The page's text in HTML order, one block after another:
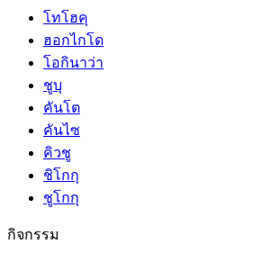
โทโฮคุ
ฮอกไกโด
โอกินาว่า
ชูบุ
คันโต
คันไซ
คิวชู
ชิโกกุ
ชูโกกุ
กิจกรรม